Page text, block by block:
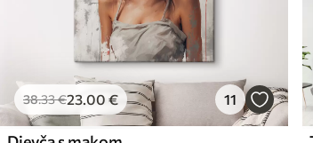
38.33€23.00 € 11